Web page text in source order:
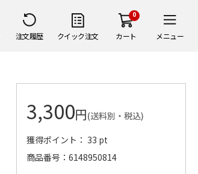
注文履歴 クイック注文
0
カート メニュー
3,300円(送料別・税込)
獲得ポイント： 33 pt
商品番号
6148950814